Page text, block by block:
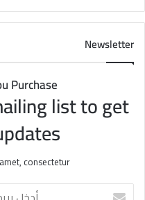
Newsletter
Purchase
list to get
consectetur.